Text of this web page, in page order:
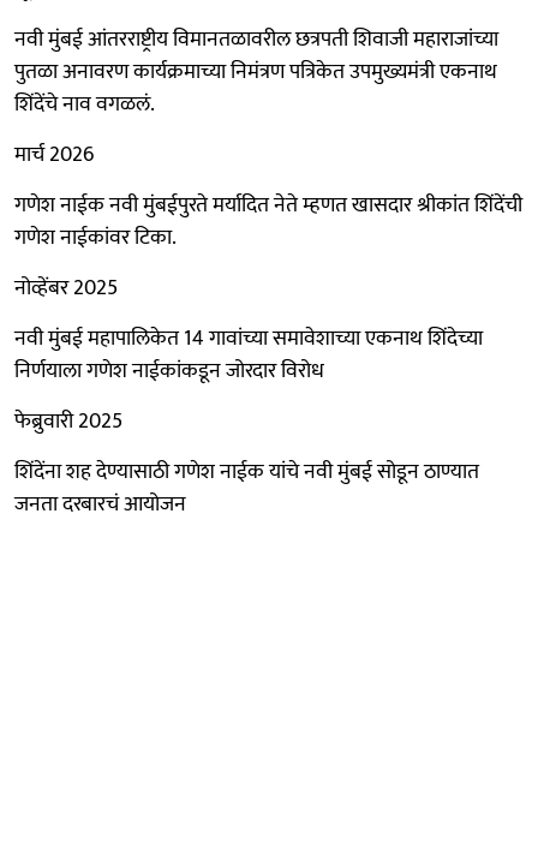
नवी मुंबई आंतरराष्ट्रीय विमानतळावरील छत्रपती शिवाजी महाराजांच्या
पुतळा अनावरण कार्यक्रमाच्या निमंत्रण पत्रिकेत उपमुख्यमंत्री एकनाथ
शिंदेंचे नाव वगळलं.
मार्च 2026
गणेश नाईक नवी मुंबईपुरते मर्यादित नेते म्हणत खासदार श्रीकांत शिंदेंची
गणेश नाईकांवर टिका.
नोव्हेंबर 2025
नवी मुंबई महापालिकेत 14 गावांच्या समावेशाच्या एकनाथ शिंदेच्या
निर्णयाला गणेश नाईकांकडून जोरदार विरोध
फेब्रुवारी 2025
शिंदेंना शह देण्यासाठी गणेश नाईक यांचे नवी मुंबई सोडून ठाण्यात
जनता दरबारचं आयोजन